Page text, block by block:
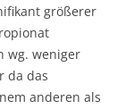
größerer
wg. weniger
da das
anderen als